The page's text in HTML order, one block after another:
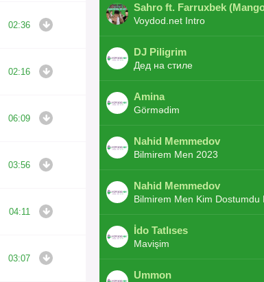
02:36
02:16
06:09
03:56
04:11
03:07
Voydod.net Intro
DJ Piligrim
Дед на стиле
Amina
Görmədim
Nahid Memmedov
Bilmirem Men 2023
Nahid Memmedov
İdo Tatlıses
Mavişim
Ummon